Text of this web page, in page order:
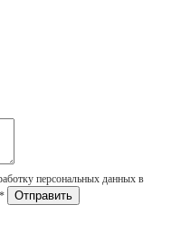
персональных данных в
*